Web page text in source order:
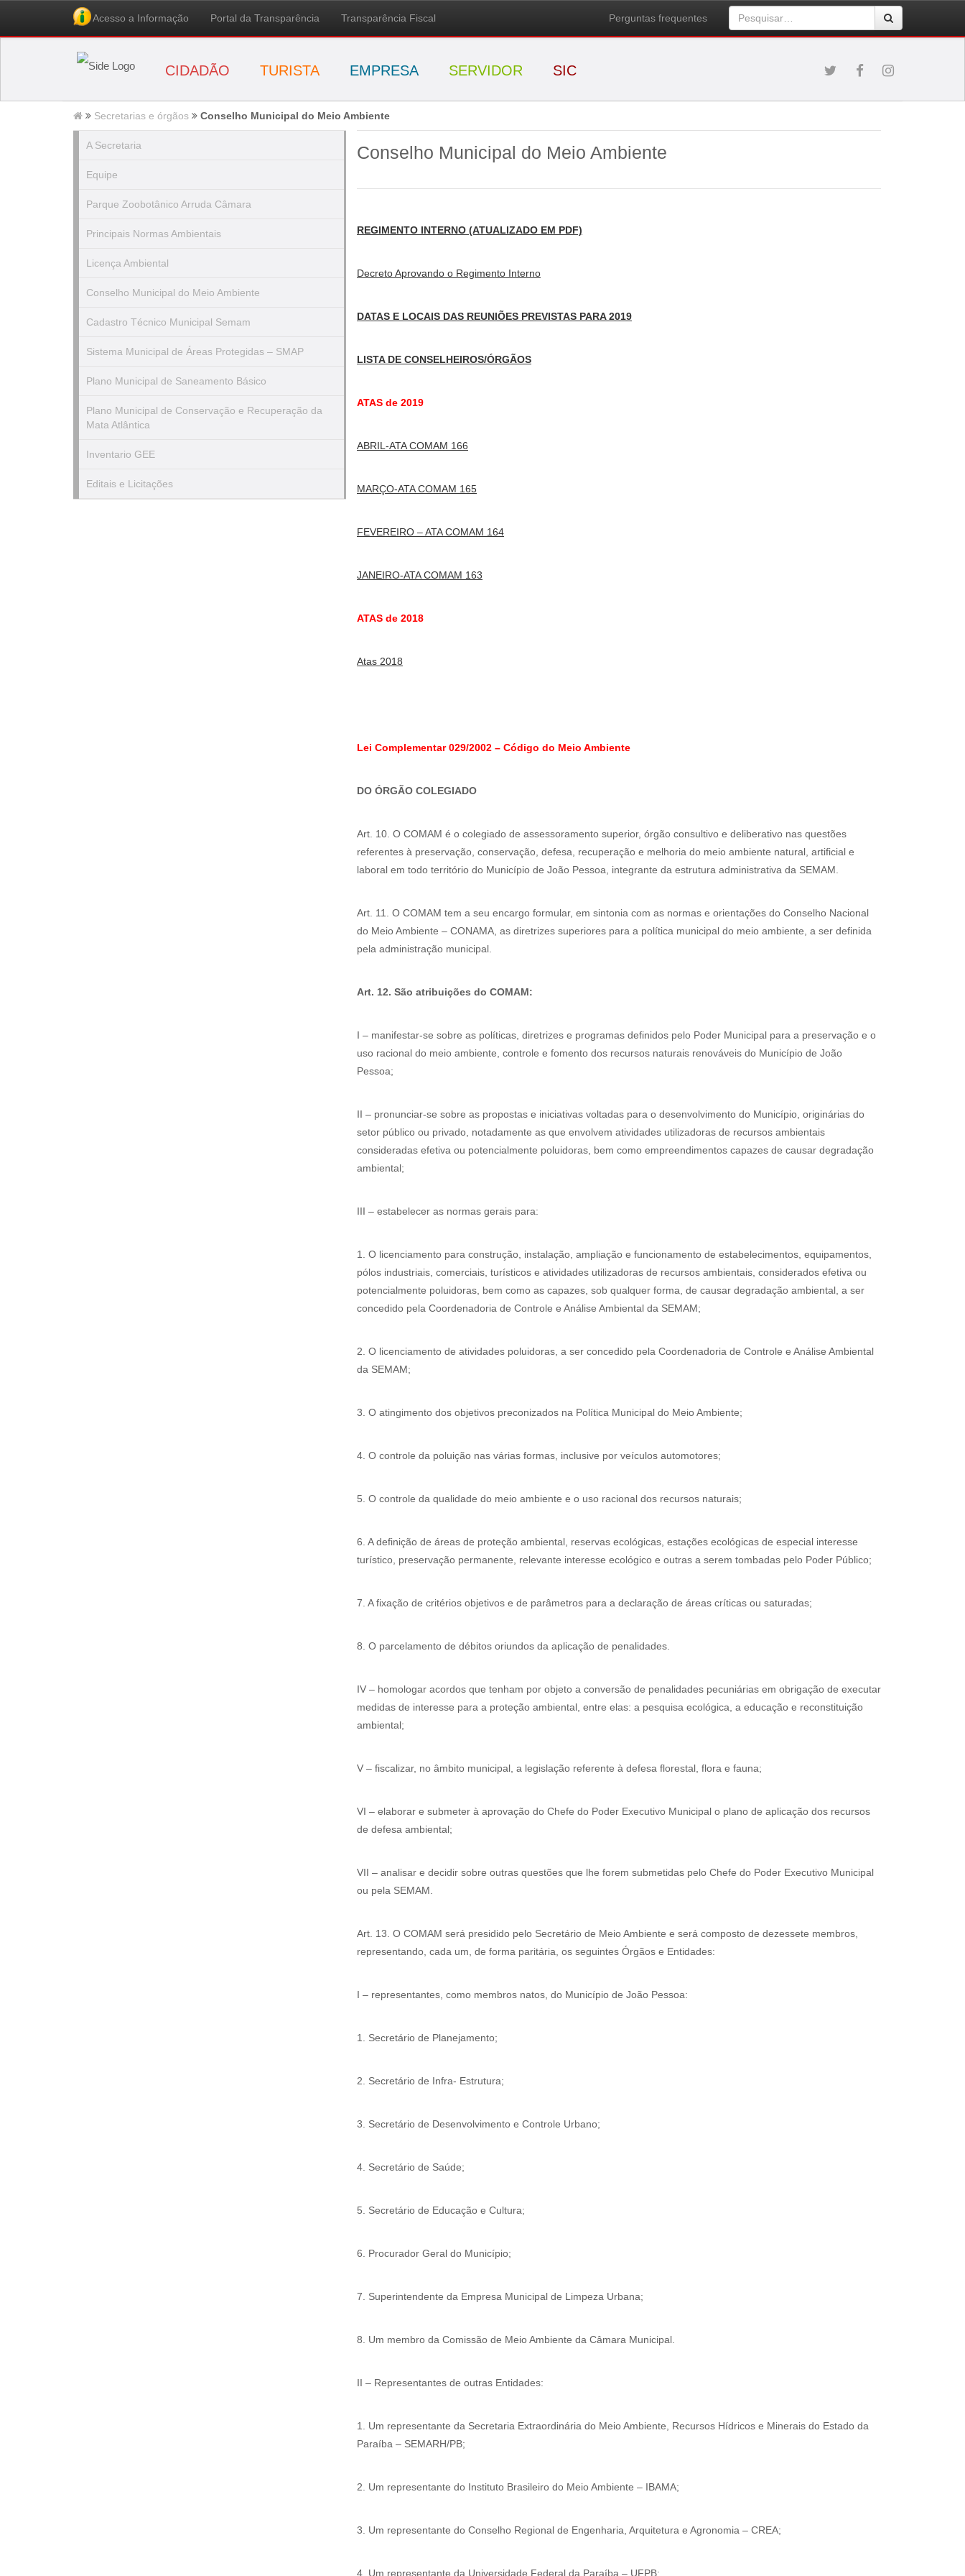
Acesso a Informação Portal da Transparência Transparência Fiscal Perguntas frequentes
CIDADÃO TURISTA EMPRESA SERVIDOR SIC
Secretarias e órgãos Conselho Municipal do Meio Ambiente
A Secretaria
Equipe
Parque Zoobotânico Arruda Câmara
Principais Normas Ambientais
Licença Ambiental
Conselho Municipal do Meio Ambiente
Cadastro Técnico Municipal Semam
Sistema Municipal de Áreas Protegidas – SMAP
Plano Municipal de Saneamento Básico
Plano Municipal de Conservação e Recuperação da
Mata Atlântica
Inventario GEE
Editais e Licitações
Conselho Municipal do Meio Ambiente
REGIMENTO INTERNO (ATUALIZADO EM PDF)
Decreto Aprovando o Regimento Interno
DATAS E LOCAIS DAS REUNIÕES PREVISTAS PARA 2019
LISTA DE CONSELHEIROS/ÓRGÃOS
ATAS de 2019
ABRIL-ATA COMAM 166
MARÇO-ATA COMAM 165
FEVEREIRO – ATA COMAM 164
JANEIRO-ATA COMAM 163
ATAS de 2018
Atas 2018
Lei Complementar 029/2002 – Código do Meio Ambiente
DO ÓRGÃO COLEGIADO
Art. 10. O COMAM é o colegiado de assessoramento superior, órgão consultivo e deliberativo nas questões
referentes à preservação, conservação, defesa, recuperação e melhoria do meio ambiente natural, artificial e
laboral em todo território do Município de João Pessoa, integrante da estrutura administrativa da SEMAM.
Art. 11. O COMAM tem a seu encargo formular, em sintonia com as normas e orientações do Conselho Nacional
do Meio Ambiente – CONAMA, as diretrizes superiores para a política municipal do meio ambiente, a ser definida
pela administração municipal.
Art. 12. São atribuições do COMAM:
I – manifestar-se sobre as políticas, diretrizes e programas definidos pelo Poder Municipal para a preservação e o
uso racional do meio ambiente, controle e fomento dos recursos naturais renováveis do Município de João
Pessoa;
II – pronunciar-se sobre as propostas e iniciativas voltadas para o desenvolvimento do Município, originárias do
setor público ou privado, notadamente as que envolvem atividades utilizadoras de recursos ambientais
consideradas efetiva ou potencialmente poluidoras, bem como empreendimentos capazes de causar degradação
ambiental;
III – estabelecer as normas gerais para:
1. O licenciamento para construção, instalação, ampliação e funcionamento de estabelecimentos, equipamentos,
pólos industriais, comerciais, turísticos e atividades utilizadoras de recursos ambientais, considerados efetiva ou
potencialmente poluidoras, bem como as capazes, sob qualquer forma, de causar degradação ambiental, a ser
concedido pela Coordenadoria de Controle e Análise Ambiental da SEMAM;
2. O licenciamento de atividades poluidoras, a ser concedido pela Coordenadoria de Controle e Análise Ambiental
da SEMAM;
3. O atingimento dos objetivos preconizados na Política Municipal do Meio Ambiente;
4. O controle da poluição nas várias formas, inclusive por veículos automotores;
5. O controle da qualidade do meio ambiente e o uso racional dos recursos naturais;
6. A definição de áreas de proteção ambiental, reservas ecológicas, estações ecológicas de especial interesse
turístico, preservação permanente, relevante interesse ecológico e outras a serem tombadas pelo Poder Público;
7. A fixação de critérios objetivos e de parâmetros para a declaração de áreas críticas ou saturadas;
8. O parcelamento de débitos oriundos da aplicação de penalidades.
IV – homologar acordos que tenham por objeto a conversão de penalidades pecuniárias em obrigação de executar
medidas de interesse para a proteção ambiental, entre elas: a pesquisa ecológica, a educação e reconstituição
ambiental;
V – fiscalizar, no âmbito municipal, a legislação referente à defesa florestal, flora e fauna;
VI – elaborar e submeter à aprovação do Chefe do Poder Executivo Municipal o plano de aplicação dos recursos
de defesa ambiental;
VII – analisar e decidir sobre outras questões que lhe forem submetidas pelo Chefe do Poder Executivo Municipal
ou pela SEMAM.
Art. 13. O COMAM será presidido pelo Secretário de Meio Ambiente e será composto de dezessete membros,
representando, cada um, de forma paritária, os seguintes Órgãos e Entidades:
I – representantes, como membros natos, do Município de João Pessoa:
1. Secretário de Planejamento;
2. Secretário de Infra- Estrutura;
3. Secretário de Desenvolvimento e Controle Urbano;
4. Secretário de Saúde;
5. Secretário de Educação e Cultura;
6. Procurador Geral do Município;
7. Superintendente da Empresa Municipal de Limpeza Urbana;
8. Um membro da Comissão de Meio Ambiente da Câmara Municipal.
II – Representantes de outras Entidades:
1. Um representante da Secretaria Extraordinária do Meio Ambiente, Recursos Hídricos e Minerais do Estado da
Paraíba – SEMARH/PB;
2. Um representante do Instituto Brasileiro do Meio Ambiente – IBAMA;
3. Um representante do Conselho Regional de Engenharia, Arquitetura e Agronomia – CREA;
4. Um representante da Universidade Federal da Paraíba – UFPB;